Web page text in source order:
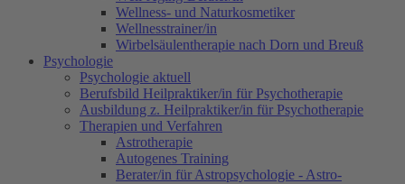
Wellness- und Naturkosmetiker
Wellnesstrainer/in
Wirbelsäulentherapie nach Dorn und Breuß
Psychologie
Psychologie aktuell
Berufsbild Heilpraktiker/in für Psychotherapie
Ausbildung z. Heilpraktiker/in für Psychotherapie
Therapien und Verfahren
Astrotherapie
Autogenes Training
Berater/in für Astropsychologie - Astro-